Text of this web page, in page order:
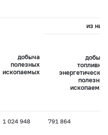
добыча
полезных
ископаемых
из них:
добыча
топливно-
энергетических
полезных
ископаемых
1 024 948 791 864